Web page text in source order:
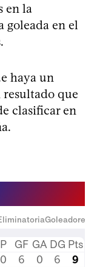
en la
goleada en el
haya un
resultado que
clasificar en
Goleadores
P GF GA DG Pts
0 6 0 6
9